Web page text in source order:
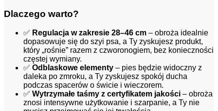
Dlaczego warto?
✅ Regulacja w zakresie 28–46 cm – obroża idealnie
dopasowuje się do szyi psa, a Ty zyskujesz produkt,
który „rośnie” razem z czworonogiem, bez konieczności
częstej wymiany.
✅ Odblaskowe elementy – pies będzie widoczny z
daleka po zmroku, a Ty zyskujesz spokój ducha
podczas spacerów o świcie i wieczorem.
✅ Wytrzymałe taśmy z certyfikatem jakości – obroża
znosi intensywne użytkowanie i szarpanie, a Ty nie